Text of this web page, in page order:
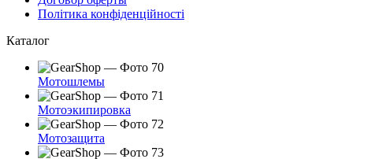
Політика конфіденційності
Каталог
Мотошлемы
Мотоэкипировка
Мотозащита